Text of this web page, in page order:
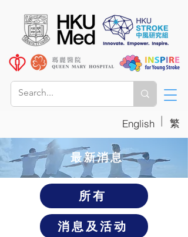
English | 繁
​最新消息
所有
消息及活动